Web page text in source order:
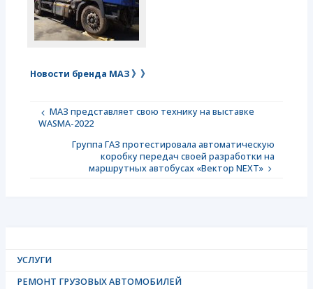
Новости бренда МАЗ 》》
МАЗ представляет свою технику на выставке
WASMA-2022
Группа ГАЗ протестировала автоматическую
коробку передач своей разработки на
маршрутных автобусах «Вектор NEXT»
УСЛУГИ
РЕМОНТ ГРУЗОВЫХ АВТОМОБИЛЕЙ